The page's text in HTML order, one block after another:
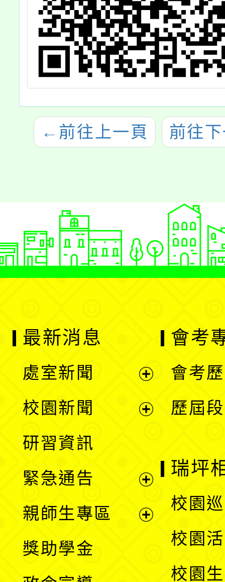
← 前往上一頁 前往
最新消息
處室新聞
單
校園新聞
選
單
研習資訊
緊急通告
親師生專區
獎助學金
會考
會考
歷屆
瑞坪
校園
校園
校園